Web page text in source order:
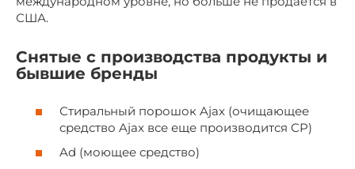
США.
Снятые с производства продукты и
бывшие бренды
Стиральный порошок Ajax (очищающее
средство Ajax все еще производится CP)
Ad (моющее средство)